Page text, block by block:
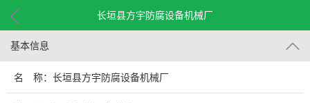
长垣县方宇防腐设备机械厂
基本信息
名 称：长垣县方宇防腐设备机械厂